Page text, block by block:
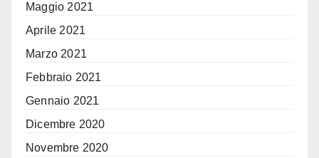
Maggio 2021
Aprile 2021
Marzo 2021
Febbraio 2021
Gennaio 2021
Dicembre 2020
Novembre 2020